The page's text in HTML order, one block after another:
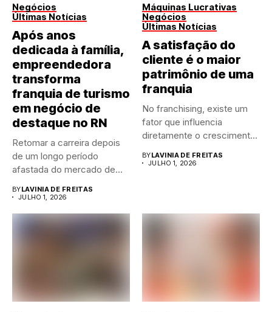
Negócios
Últimas Notícias
Após anos
dedicada à família,
empreendedora
transforma
franquia de turismo
em negócio de
destaque no RN
Retomar a carreira depois
de um longo período
afastada do mercado de...
BYLAVINIA DE FREITAS
JULHO 1, 2026
Máquinas Lucrativas
Negócios
Últimas Notícias
A satisfação do
cliente é o maior
patrimônio de uma
franquia
No franchising, existe um
fator que influencia
diretamente o crescimento
BYLAVINIA DE FREITAS
JULHO 1, 2026